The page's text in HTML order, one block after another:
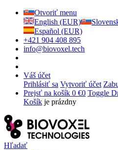
Otvoriť menu
English (EUR)
Español (EUR)
+421 904 408 895
info@biovoxel.tech
Váš účet
Prihlásiť sa Vytvoriť účet
Prejsť na košík 0 €0 Toggle
Košík je prázdny
Hľadať